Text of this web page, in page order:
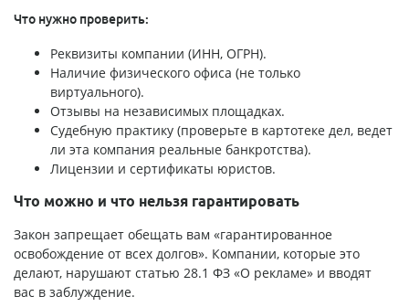
Что нужно проверить:
Реквизиты компании (ИНН, ОГРН).
Наличие физического офиса (не только
виртуального).
Отзывы на независимых площадках.
Судебную практику (проверьте в картотеке дел, ведет
ли эта компания реальные банкротства).
Лицензии и сертификаты юристов.
Что можно и что нельзя гарантировать
Закон запрещает обещать вам «гарантированное
освобождение от всех долгов». Компании, которые это
делают, нарушают статью 28.1 ФЗ «О рекламе» и вводят
вас в заблуждение.